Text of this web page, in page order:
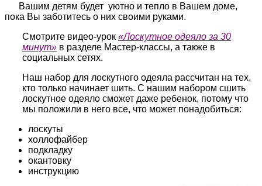
Вашим детям будет уютно и тепло в Вашем доме,
пока Вы заботитесь о них своими руками.
Смотрите видео-урок «Лоскутное одеяло за 30
минут» в разделе Мастер-классы, а также в
социальных сетях.
Наш набор для лоскутного одеяла рассчитан на тех,
кто только начинает шить. С нашим набором сшить
лоскутное одеяло сможет даже ребенок, потому что
мы положили в него все, что может понадобиться:
лоскуты
холлофайбер
подкладку
окантовку
инструкцию